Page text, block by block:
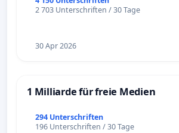
2 703 Unterschriften / 30 Tage
30 Apr 2026
1 Milliarde für freie Medien
294 Unterschriften
196 Unterschriften / 30 Tage